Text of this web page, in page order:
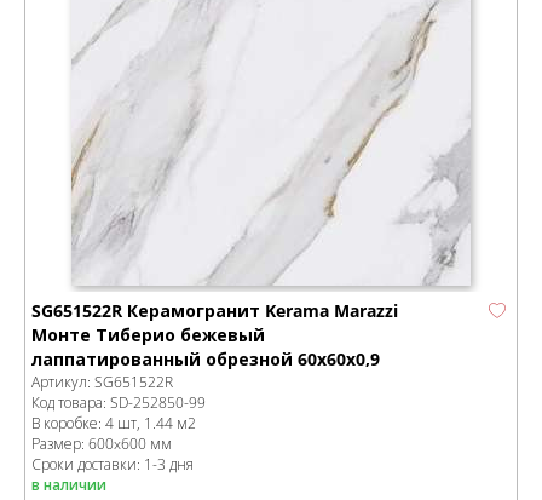
SG651522R Керамогранит Kerama Marazzi
Монте Тиберио бежевый
лаппатированный обрезной 60x60x0,9
Артикул: SG651522R
Код товара: SD-252850-99
В коробке: 4 шт, 1.44 м2
Размер: 600x600 мм
Сроки доставки: 1-3 дня
в наличии